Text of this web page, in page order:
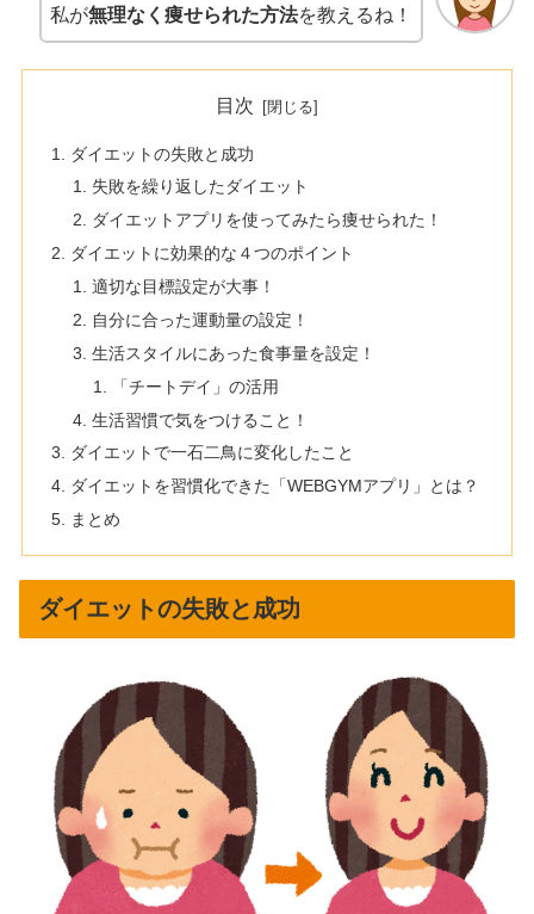
私が無理なく痩せられた方法を教えるね！
目次
ダイエットの失敗と成功
失敗を繰り返したダイエット
ダイエットアプリを使ってみたら痩せられた！
ダイエットに効果的な４つのポイント
適切な目標設定が大事！
自分に合った運動量の設定！
生活スタイルにあった食事量を設定！
「チートデイ」の活用
生活習慣で気をつけること！
ダイエットで一石二鳥に変化したこと
ダイエットを習慣化できた「WEBGYMアプリ」とは？
まとめ
ダイエットの失敗と成功